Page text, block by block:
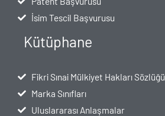
İsim Tescil Başvurusu
Kütüphane
Fikri Sınai Mülkiyet Hakları Sözlüğü
Marka Sınıfları
Uluslararası Anlaşmalar